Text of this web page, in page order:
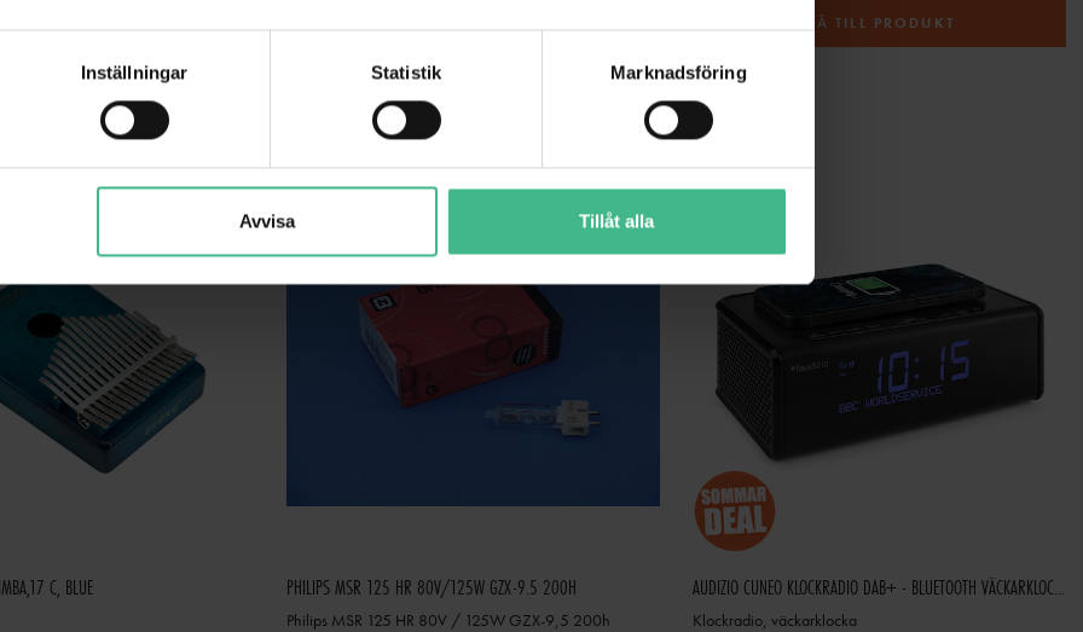
Inställningar Statistik Marknadsföring
Avvisa Tillåt alla
GÅ TILL PRODUKT
ANDRA KUNDER KÖPTE OCKSÅ
C, BLUE
PHILIPS MSR 125 HR 80V/125W GZX-9.5 200H
Philips MSR 125 HR 80V / 125W GZX-9,5 200h
AUDIZIO CUNEO KLOCKRADIO DAB+ - BLUETOOTH VÄCKARKLOCKA MED TRÅDLÖS LADDARE - QI LADDARE
Klockradio, väckarklocka